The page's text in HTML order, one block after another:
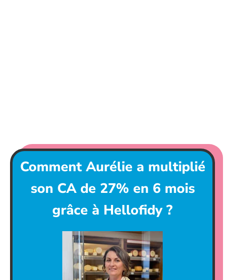
Comment Aurélie a multiplié
son CA de 27% en 6 mois
grâce à Hellofidy ?